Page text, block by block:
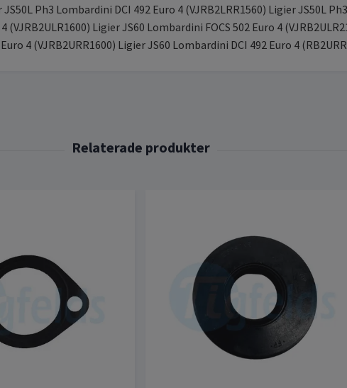
Ph3 Lombardini DCI 492 Euro 4 (VJRB2LRR1560) Ligier JS50L
(VJRB2ULR1600) Ligier JS60 Lombardini FOCS 502 Euro 4
Euro 4 (VJRB2URR1600) Ligier JS60 Lombardini DCI 492 Euro 4